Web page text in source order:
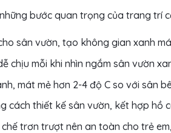
bước quan trọng của trang trí
sân vườn, tạo không gian xanh
chịu mỗi khi nhìn ngắm sân vườn
mát mẻ hơn 2-4 độ C so với sân
cách thiết kế sân vườn, kết hợp hồ
chế trơn trượt nên an toàn cho trẻ